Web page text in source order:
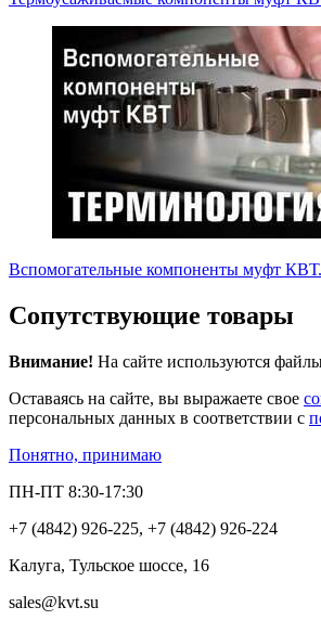
Вспомогательные компоненты муфт
Сопутствующие товары
Внимание! На сайте используются
Оставаясь на сайте, вы выражаете свое
персональных данных в соответствии с
Понятно, принимаю
ПН-ПТ 8:30-17:30
+7 (4842) 926-225, +7 (4842) 926-224
Калуга, Тульское шоссе, 16
sales@kvt.su